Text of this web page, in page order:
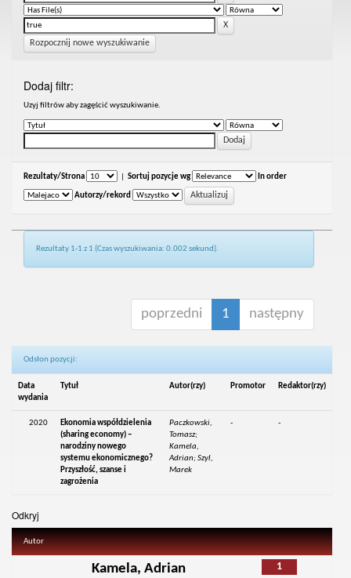
Rozpocznij nowe wyszukiwanie
Dodaj filtr:
Uzyj filtrów aby zagęścić wyszukiwanie.
Rezultaty/Strona Sortuj pozycje wg In order
Autorzy/rekord
Rezultaty 1-1 z 1 (Czas wyszukiwania: 0.002 sekund).
poprzedni 1 następny
Odsłon pozycji:
Data
wydania
Tytuł Autor(rzy) Promotor Redaktor(rzy)
2020
Ekonomia współdzielenia
(sharing economy) –
narodziny nowego
systemu ekonomicznego?
Przyszłość, szanse i
zagrożenia
Paczkowski,
Tomasz;
Kamela,
Adrian; Szyl,
Marek
- -
Odkryj
Autor
1
Kamela, Adrian